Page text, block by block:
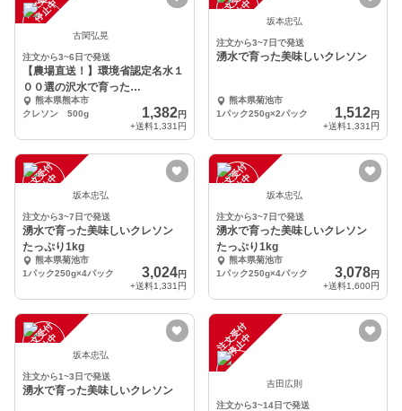
中
古閑弘晃
注文から3~6日で発送
【農場直送！】環境省認定名水１
００選の沢水で育った
KUMAMOTOクレソン
熊本県熊本市
クレソン 500g
1,382円
+送料1,331円
中 坂本忠弘
注文から3~7日で発送
湧水で育った美味しいクレソン
熊本県菊池市
1パック250g×2パック
1,512円
+送料1,331円
注
文
受
付
停
止
中 坂本忠弘
注文から3~7日で発送
湧水で育った美味しいクレソン
たっぷり1kg
熊本県菊池市
1パック250g×4パック
3,024円
+送料1,331円
注
文
受
付
停
止
中 坂本忠弘
注文から3~7日で発送
湧水で育った美味しいクレソン
たっぷり1kg
熊本県菊池市
1パック250g×4パック
3,078円
+送料1,600円
注
文
受
付
停
止
中 坂本忠弘
注文から1~3日で発送
湧水で育った美味しいクレソン
注
文
受
付
停
止
中
吉田広則
注文から3~14日で発送